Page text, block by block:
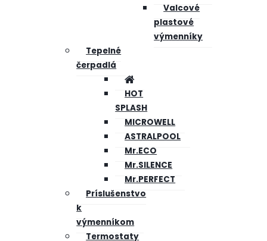
Valcové
plastové
výmenníky
Tepelné
čerpadlá
HOT
SPLASH
MICROWELL
ASTRALPOOL
Mr.ECO
Mr.SILENCE
Mr.PERFECT
Príslušenstvo
k
výmenníkom
Termostaty